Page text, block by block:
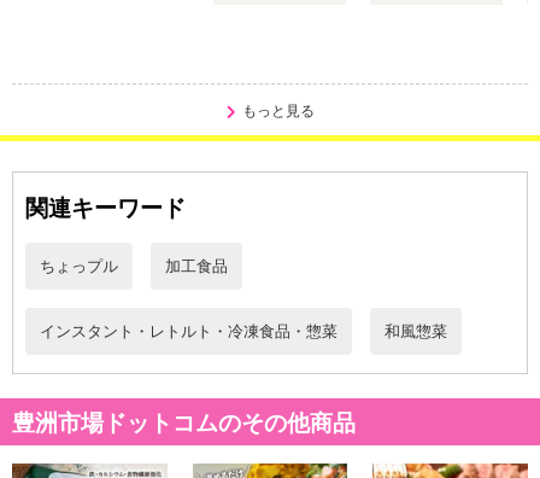
もっと見る
関連キーワード
ちょっプル 加工食品
インスタント・レトルト・冷凍食品・惣菜 和風惣菜
豊洲市場ドットコムのその他商品